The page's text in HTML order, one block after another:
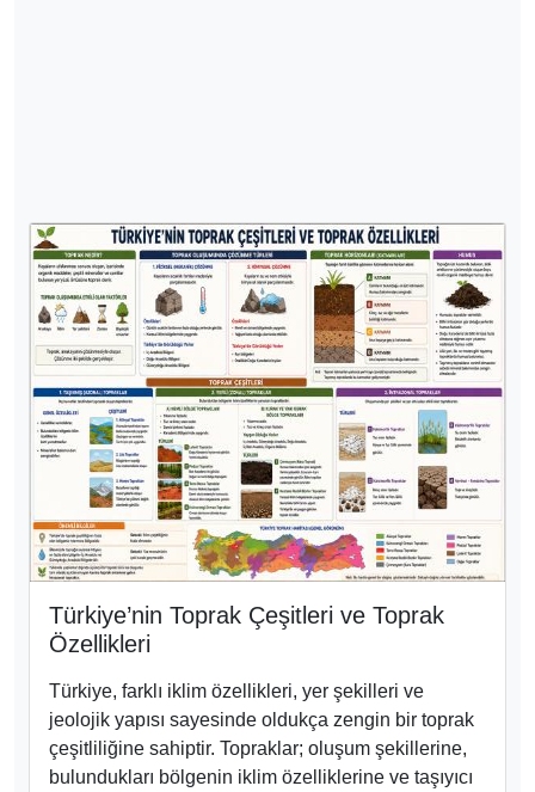
Türkiye’nin Toprak Çeşitleri ve Toprak
Özellikleri
Türkiye, farklı iklim özellikleri, yer şekilleri ve
jeolojik yapısı sayesinde oldukça zengin bir toprak
çeşitliliğine sahiptir. Topraklar; oluşum şekillerine,
bulundukları bölgenin iklim özelliklerine ve taşıyıcı